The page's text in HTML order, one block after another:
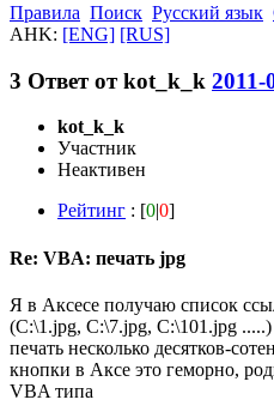
Правила Поиск Русский язык
AHK: [ENG] [RUS]
3 Ответ отkot_k_k 2011-
kot_k_k
Участник
Неактивен
Рейтинг : [0|0]
Re: VBA: печать jpg
Я в Аксесе получаю список
(C:\1.jpg, C:\7.jpg, C:\101.jpg
печать несколько десятков-
кнопки в Аксе это геморно,
VBA типа